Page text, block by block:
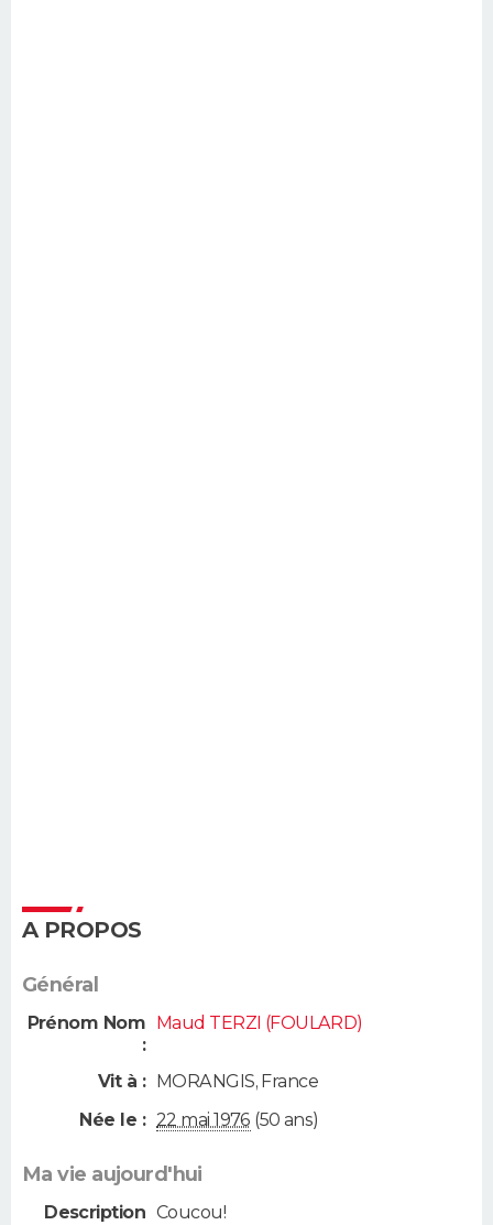
A PROPOS
Général
Prénom Nom
:
Maud TERZI (FOULARD)
Vit à : MORANGIS, France
Née le : 22 mai 1976 (50 ans)
Ma vie aujourd'hui
Description Coucou!